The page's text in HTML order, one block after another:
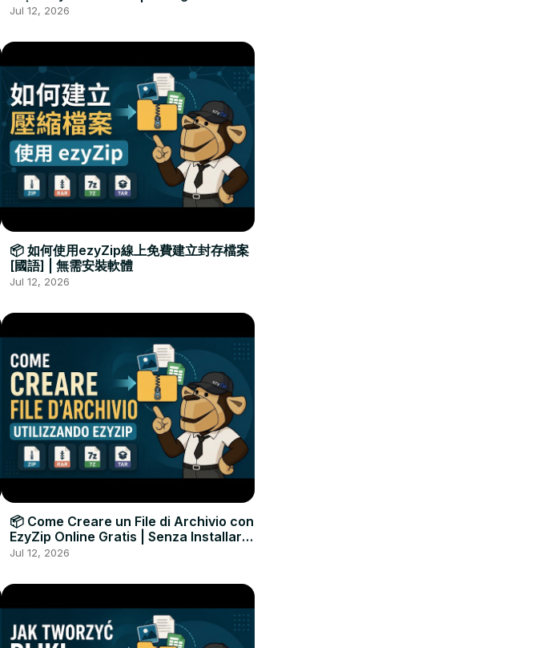
Đặt Phần Mềm
Jul 12, 2026
📦 如何使用ezyZip線上免費建立封存檔案
[國語] | 無需安裝軟體
Jul 12, 2026
📦 Come Creare un File di Archivio con
EzyZip Online Gratis | Senza Installare
Software
Jul 12, 2026